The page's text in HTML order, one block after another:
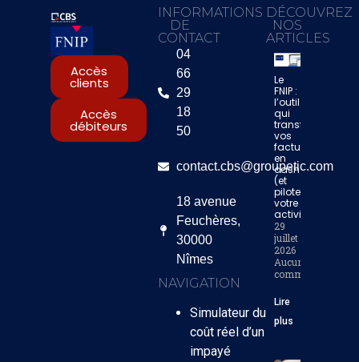
Accès
clients
Accès
débiteurs
INFORMATIONS
DE
CONTACT
04
66
29
18
50
contact.cbs@groupetic.com
18 avenue
Feuchères,
30000
Nîmes
NAVIGATION
Simulateur du
coût réel d’un
impayé
DÉCOUVREZ
NOS
ARTICLES
Le
FNIP :
l’outil
qui
transforme
vos
factures
en
cash
(et
pilote
votre
activité)
29
juillet
2026
Aucun
commentaire
Lire
plus